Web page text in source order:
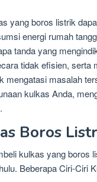
yang boros listrik
energi rumah
tanda yang
tidak efisien,
mengatasi masalah
kulkas Anda,
Boros
kulkas yang boros
Beberapa Ciri-Ciri